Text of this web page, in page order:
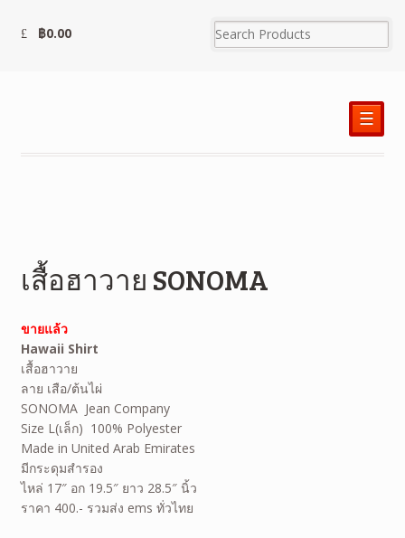
฿0.00
☰
เสื้อฮาวาย SONOMA
ขายแล้ว
Hawaii Shirt
เสื้อฮาวาย
ลาย เสือ/ต้นไผ่
SONOMA Jean Company
Size L(เล็ก) 100% Polyester
Made in United Arab Emirates
มีกระดุมสำรอง
ไหล่ 17″ อก 19.5″ ยาว 28.5″ นิ้ว
ราคา 400.- รวมส่ง ems ทั่วไทย